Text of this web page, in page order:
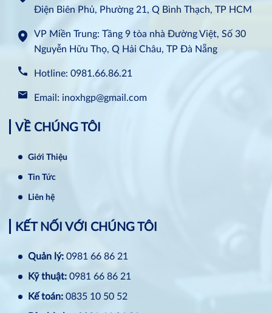
Điện Biên Phủ, Phường 21, Q Bình Thạch, TP HCM
VP Miền Trung: Tầng 9 tòa nhà Đường Việt, Số 30
Nguyễn Hữu Thọ, Q Hải Châu, TP Đà Nẵng
Hotline: 0981.66.86.21
Email: inoxhgp@gmail.com
VỀ CHÚNG TÔI
Giới Thiệu
Tin Tức
Liên hệ
KẾT NỐI VỚI CHÚNG TÔI
Quản lý: 0981 66 86 21
Kỹ thuật: 0981 66 86 21
Kế toán: 0835 10 50 52